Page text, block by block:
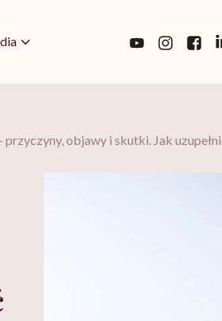
objawy i skutki. Jak